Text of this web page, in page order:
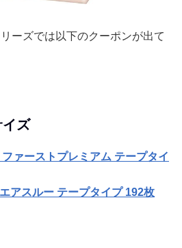
ーズでは以下のクーポンが出て
イズ
ァーストプレミアム テープタイ
アスルー テープタイプ 192枚